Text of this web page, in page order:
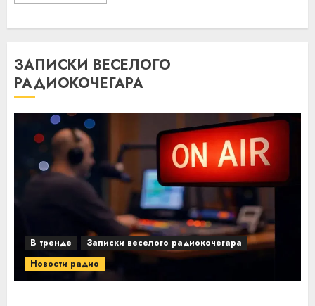
ЗАПИСКИ ВЕСЕЛОГО
РАДИОКОЧЕГАРА
В тренде
Записки веселого радиокочегара
Новости радио